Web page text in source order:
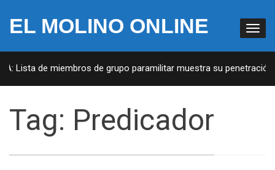
EL MOLINO ONLINE
Lista de miembros de grupo paramilitar muestra su penetración
Tag: Predicador